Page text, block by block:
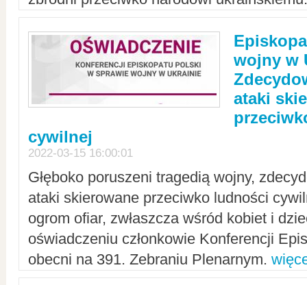
wojny w
ataki
cywilnej
2022-03-15 16:00:01
Głęboko poruszeni tragedią wojny,
ataki skierowane przeciwko ludności
ogrom ofiar, zwłaszcza wśród kobiet i
oświadczeniu członkowie Konferencji
obecni na 391. Zebraniu Plenarnym.